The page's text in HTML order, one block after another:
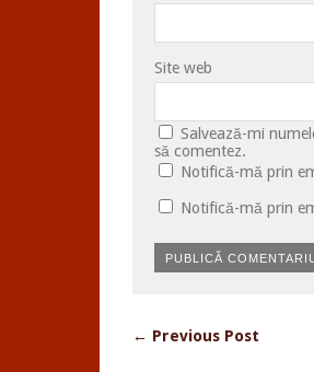
Site web
Salvează-mi
să comentez.
Notifică-mă prin
Notifică-mă prin
← Previous Post